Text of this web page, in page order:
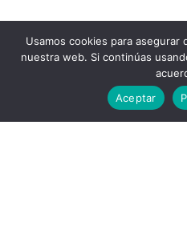
Usamos cookies para
nuestra web. Si continúas
Aceptar